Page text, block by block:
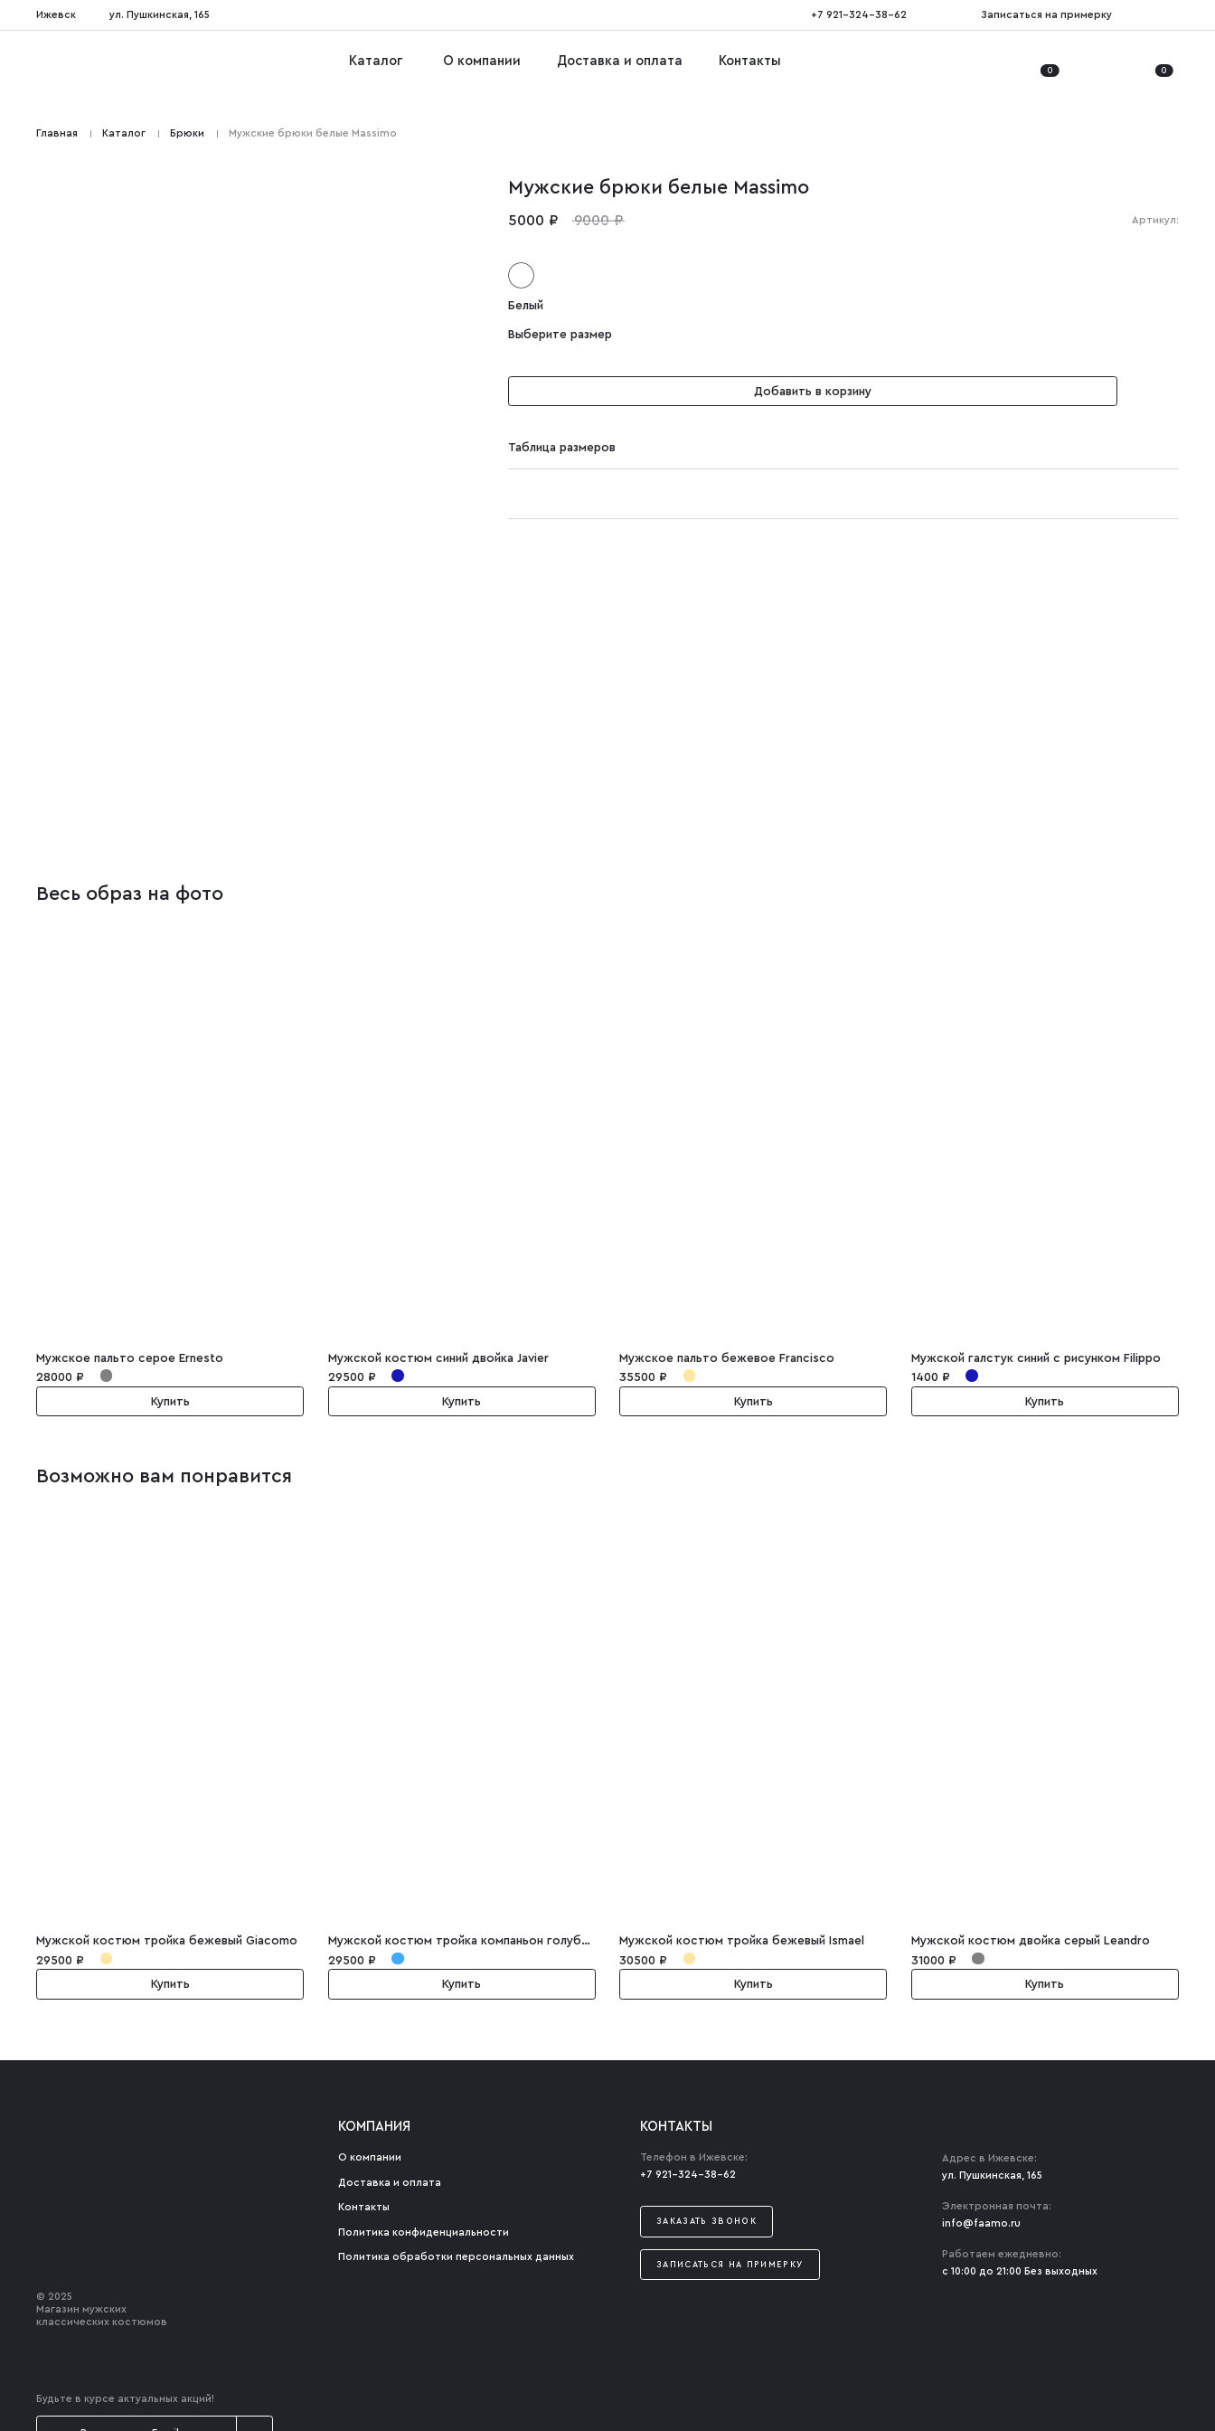
Ижевск ул. Пушкинская, 165 +7 921-324-38-62 Записаться на примерку
Каталог О компании Доставка и оплата Контакты
0 0
Главная Каталог Брюки Мужские брюки белые Massimo
Мужские брюки белые Massimo
5000 ₽ 9000 ₽ Артикул:
Белый
Выберите размер
Добавить в корзину
Таблица размеров
Весь образ на фото
Мужское пальто серое Ernesto
28000 ₽
Купить
Мужской костюм синий двойка Javier
29500 ₽
Купить
Мужское пальто бежевое Francisco
35500 ₽
Купить
Мужской галстук синий с рисунком Filippo
1400 ₽
Купить
Возможно вам понравится
Мужской костюм тройка бежевый Giacomo
29500 ₽
Купить
Мужской костюм тройка компаньон голубой Gustavo
29500 ₽
Купить
Мужской костюм тройка бежевый Ismael
30500 ₽
Купить
Мужской костюм двойка серый Leandro
31000 ₽
Купить
© 2025
Магазин мужских
классических костюмов
Будьте в курсе актуальных акций!
КОМПАНИЯ
О компании
Доставка и оплата
Контакты
Политика конфиденциальности
Политика обработки персональных данных
КОНТАКТЫ
Телефон в Ижевске:
+7 921-324-38-62
ЗАКАЗАТЬ ЗВОНОК
ЗАПИСАТЬСЯ НА ПРИМЕРКУ
Адрес в Ижевске:
ул. Пушкинская, 165
Электронная почта:
info@faamo.ru
Работаем ежедневно:
с 10:00 до 21:00 Без выходных